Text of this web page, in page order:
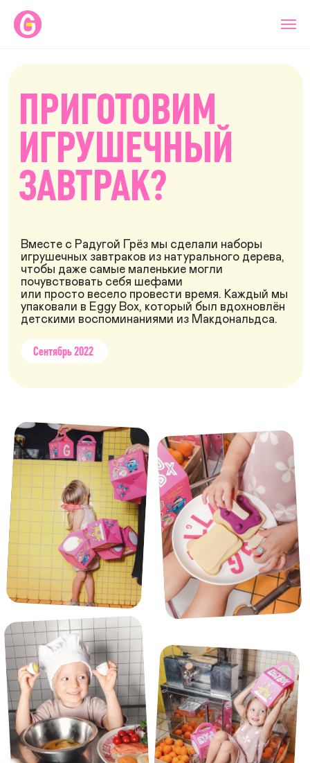
ПРИГОТОВИМ
ИГРУШЕЧНЫЙ
ЗАВТРАК?
Вместе с Радугой Грёз мы сделали наборы
упаковали в Eggy Box, который был вдохновлён
детскими воспоминаниями из Макдональдса.
Сентябрь 2022
Что Мы Сделали?